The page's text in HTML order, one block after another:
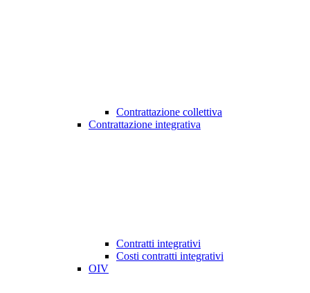
Contrattazione collettiva
Contrattazione integrativa
Contratti integrativi
Costi contratti integrativi
OIV